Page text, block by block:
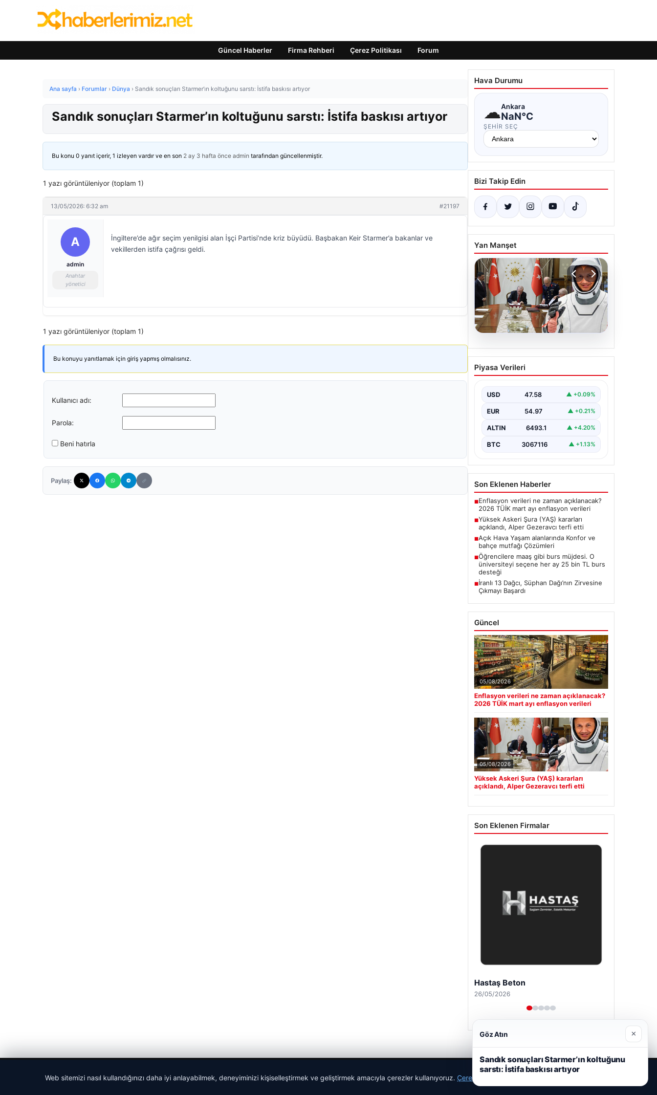
Güncel Haberler Firma Rehberi Çerez Politikası Forum
Ana sayfa › Forumlar › Dünya › Sandık sonuçları Starmer’ın koltuğunu sarstı: İstifa baskısı artıyor
Sandık sonuçları Starmer’ın koltuğunu sarstı: İstifa baskısı artıyor
Bu konu 0 yanıt içerir, 1 izleyen vardır ve en son 2 ay 3 hafta önce admin tarafından güncellenmiştir.
1 yazı görüntüleniyor (toplam 1)
13/05/2026: 6:32 am #21197
A
admin
Anahtar
yönetici
İngiltere’de ağır seçim yenilgisi alan İşçi Partisi’nde kriz büyüdü. Başbakan Keir Starmer’a bakanlar ve
vekillerden istifa çağrısı geldi.
1 yazı görüntüleniyor (toplam 1)
Bu konuyu yanıtlamak için giriş yapmış olmalısınız.
Kullanıcı adı:
Parola:
Beni hatırla
Paylaş:
Hava Durumu
☁Ankara
NaN°C
ŞEHIR SEÇ
Bizi Takip Edin
Yan Manşet
Yüksek Askeri Şura (YAŞ)
kararları açıklandı, Alper
Piyasa Verileri
USD 47.58 ▲ +0.09%
EUR 54.97 ▲ +0.21%
ALTIN 6493.1 ▲ +4.20%
BTC 3067116 ▲ +1.13%
Son Eklenen Haberler
■Enflasyon verileri ne zaman açıklanacak?
2026 TÜİK mart ayı enflasyon verileri
■Yüksek Askeri Şura (YAŞ) kararları
açıklandı, Alper Gezeravcı terfi etti
■Açık Hava Yaşam alanlarında Konfor ve
bahçe mutfağı Çözümleri
■Öğrencilere maaş gibi burs müjdesi. O
üniversiteyi seçene her ay 25 bin TL burs
desteği
■İranlı 13 Dağcı, Süphan Dağı’nın Zirvesine
Çıkmayı Başardı
Güncel
05/08/2026
Enflasyon verileri ne zaman açıklanacak?
2026 TÜİK mart ayı enflasyon verileri
05/08/2026
Yüksek Askeri Şura (YAŞ) kararları
açıklandı, Alper Gezeravcı terfi etti
Son Eklenen Firmalar
Hastaş Beton
26/05/2026
Web sitemizi nasıl kullandığınızı daha iyi anlayabilmek, deneyiminizi kişiselleştirmek ve geliştirmek amacıyla çerezler kullanıyoruz. Çerez Politikamız
Göz Atın ×
Sandık sonuçları Starmer’ın koltuğunu
sarstı: İstifa baskısı artıyor